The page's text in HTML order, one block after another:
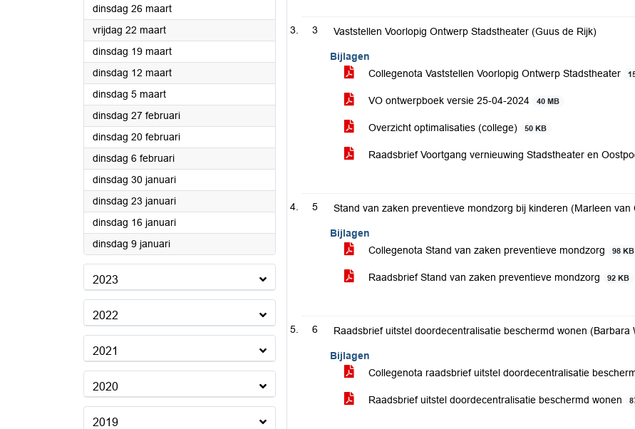
dinsdag 26 maart2024
vrijdag 22 maart2024
dinsdag 19 maart2024
dinsdag 12 maart2024
dinsdag 5 maart2024
dinsdag 27 februari2024
dinsdag 20 februari2024
dinsdag 6 februari2024
dinsdag 30 januari2024
dinsdag 23 januari2024
dinsdag 16 januari2024
dinsdag 9 januari2024
2023
2022
2021
2020
2019
3 Vaststellen Voorlopig Ontwerp Stadstheater (Guus de Rijk)
Bijlagen
Collegenota Vaststellen Voorlopig Ontwerp Stadstheater
VO ontwerpboek versie 25-04-2024 40 MB
Overzicht optimalisaties (college) 50 KB
Raadsbrief Voortgang vernieuwing Stadstheater en
5 Stand van zaken preventieve mondzorg bij kinderen (Marleen van
Bijlagen
Collegenota Stand van zaken preventieve mondzorg
98 KB
Raadsbrief Stand van zaken preventieve mondzorg 92 KB
6 Raadsbrief uitstel doordecentralisatie beschermd wonen (Barbara
Bijlagen
Collegenota raadsbrief uitstel doordecentralisatie
Raadsbrief uitstel doordecentralisatie beschermd wonen